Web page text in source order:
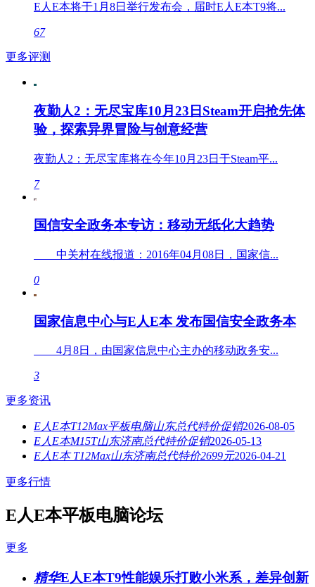
E人E本将于1月8日举行发布会，届时E人E本T9将...
67
更多评测
夜勤人2：无尽宝库10月23日Steam开启抢先体
验，探索异界冒险与创意经营
夜勤人2：无尽宝库将在今年10月23日于Steam平...
7
国信安全政务本专访：移动无纸化大趋势
中关村在线报道：2016年04月08日，国家信...
0
国家信息中心与E人E本 发布国信安全政务本
4月8日，由国家信息中心主办的移动政务安...
3
更多资讯
E人E本T12Max平板电脑山东总代特价促销2026-08-05
E人E本M15T山东济南总代特价促销2026-05-13
E人E本 T12Max山东济南总代特价2699元2026-04-21
更多行情
E人E本平板电脑论坛
更多
精华E人E本T9性能娱乐打败小米系，差异创新